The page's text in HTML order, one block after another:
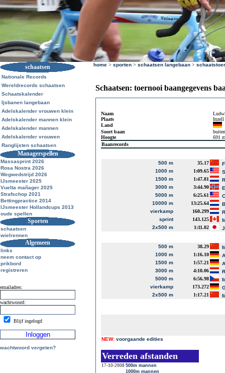
schaatsen
Nationale Records
Wereldrecords schaatsen
Schaatskalender
Ijsbanen langebaan
Adelskalender vrouwen klein
Adelskalender mannen klein
Adelskalender mannen
Adelskalender vrouwen
Ranglijsten schaatsen
Managerspellen
Massasprint 2026
Rosa Nostra 2026
Wegwedstrijd 2026
IJsmeester 2025
Vuelta mañager 2025
Strafschop 2021
Bettingpractice 2014
IJsmeester Hollandcups 2013
oude spellen
Sporten
schaatsen
wielrennen
Algemeen
links
neem contact op
prikbord
registreren
emailadres:
wachtwoord:
Blijf ingelogd
wachtwoord vergeten?
home > sporten > schaatsen langebaan >
Schaatsen: toernooi baangegevens
Naam
Plaats
Inzell
Land
Soort baan
Hoogte
691
Baanrecords
500 m 35.17
1000 m
1:09.65
1500 m
1:47.81
3000 m
3:44.90
5000 m
6:25.61
10000 m
13:25.64
vierkamp
160.299
sprint
143.125
2x500 m
1:11.02
500 m 38.29
1000 m
1:16.10
1500 m
1:57.21
3000 m
4:10.06
5000 m
6:56.98
vierkamp
173.272
2x500 m
1:17.21
NEW: voorgaande edities
Verreden afstanden
17-10-2008 500m mannen
1000m mannen